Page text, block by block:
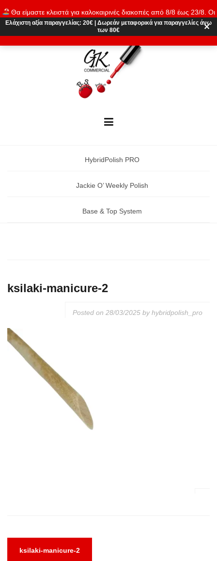
Θα είμαστε κλειστά για καλοκαιρινές διακοπές από 8/8 έως 23/8. Οι
παραγγελίες θα εκτελούνται ξανά από 24/8. Καλό καλοκαίρι!
Απόρριψη
to
content
Ελάχιστη αξία παραγγελίας: 20€ Δωρεάν μεταφορικά για παραγγελίες άνω
των 80€
✕
HybridPolish PRO
Jackie O’ Weekly Polish
Base & Top System
ksilaki-manicure-2
Posted on 28/03/2025 byhybridpolish_pro
άρθρων
ksilaki-manicure-2